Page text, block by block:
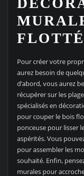
Pour créer votre
aurez besoin de
d’abord, vous aurez
récupérer sur les
spécialisés en
pour couper le bois
ponceuse pour lisser
aspérités. Vous
pour assembler les
souhaité. Enfin,
murales pour